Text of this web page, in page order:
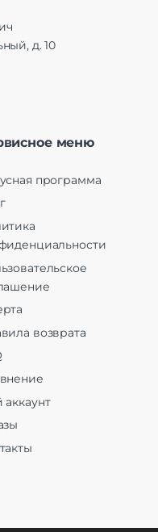
д. 10
меню
программа
возврата